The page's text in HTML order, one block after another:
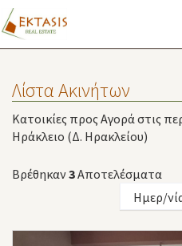
Λίστα Ακινήτων
Κατοικίες προς Αγορά στις
Ηράκλειο (Δ. Ηρακλείου)
Βρέθηκαν3Αποτελέσματα